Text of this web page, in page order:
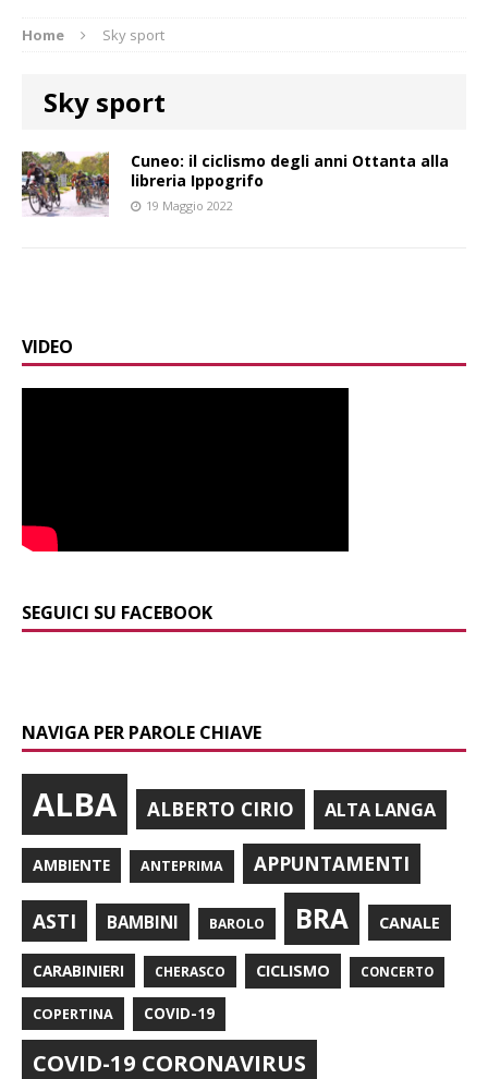
Home Sky sport
Sky sport
Cuneo: il ciclismo degli anni Ottanta alla
libreria Ippogrifo
19 Maggio 2022
VIDEO
SEGUICI SU FACEBOOK
NAVIGA PER PAROLE CHIAVE
ALBA ALBERTO CIRIO ALTA LANGA
AMBIENTE ANTEPRIMA APPUNTAMENTI
ASTI BAMBINI BAROLO BRA CANALE
CARABINIERI CHERASCO CICLISMO CONCERTO
COPERTINA COVID-19
COVID-19 CORONAVIRUS